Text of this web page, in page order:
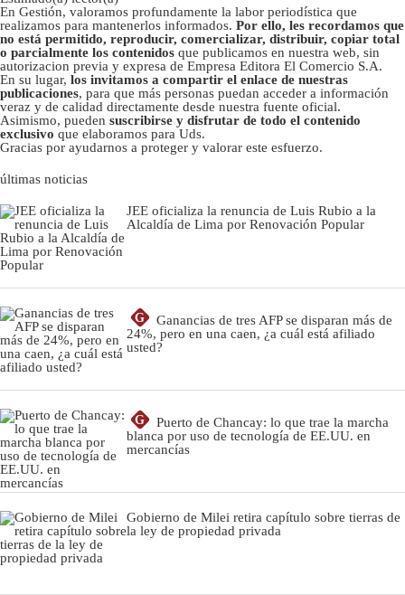
En Gestión, valoramos profundamente la labor periodística que
realizamos para mantenerlos informados. Por ello, les recordamos que
no está permitido, reproducir, comercializar, distribuir, copiar total
o parcialmente los contenidos que publicamos en nuestra web, sin
autorizacion previa y expresa de Empresa Editora El Comercio S.A.
En su lugar, los invitamos a compartir el enlace de nuestras
publicaciones, para que más personas puedan acceder a información
veraz y de calidad directamente desde nuestra fuente oficial.
Asimismo, pueden suscribirse y disfrutar de todo el contenido
exclusivo que elaboramos para Uds.
Gracias por ayudarnos a proteger y valorar este esfuerzo.
últimas noticias
JEE oficializa la renuncia de Luis Rubio a la
Alcaldía de Lima por Renovación Popular
G
Ganancias de tres AFP se disparan más de
24%, pero en una caen, ¿a cuál está afiliado
usted?
G
Puerto de Chancay: lo que trae la marcha
blanca por uso de tecnología de EE.UU. en
mercancías
Gobierno de Milei retira capítulo sobre tierras de
la ley de propiedad privada